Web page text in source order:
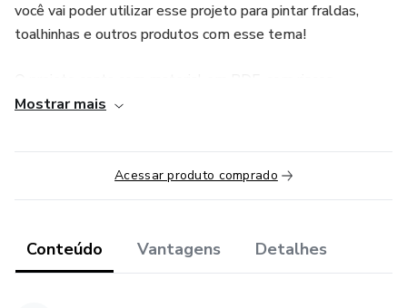
você vai poder utilizar esse projeto para pintar fraldas,
toalhinhas e outros produtos com esse tema!
adaptados para pinturas em dois tamanhos, além da
podem ser baixadas e impressas.
Acesso total, por 1 ano, às videoaulas com o passo a
da pintura desse projeto para que você possa acompanhar
e pintar com muito mais facilidade, seguindo meu método
Mostrar mais
Acessar produto comprado
Conteúdo Vantagens Detalhes